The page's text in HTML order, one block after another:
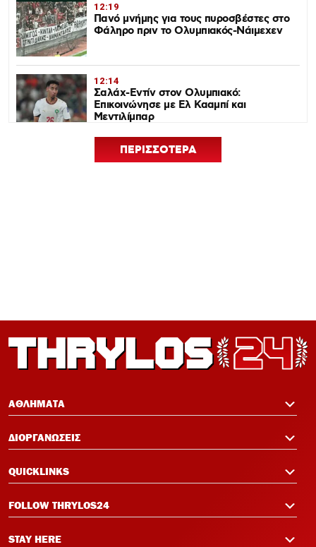
12:19
Πανό μνήμης για τους πυροσβέστες στο
Φάληρο πριν το Ολυμπιακός-Νάιμεχεν
12:14
Σαλάχ-Εντίν στον Ολυμπιακό:
Επικοινώνησε με Ελ Κααμπί και
Μεντιλίμπαρ
Ολυμπιακός: Ρεκόρ πώλησης Αντρέ
ΠΕΡΙΣΣΟΤΕΡΑ
ΑΘΛΗΜΑΤΑ
ΔΙΟΡΓΑΝΩΣΕΙΣ
QUICKLINKS
FOLLOW THRYLOS24
STAY HERE